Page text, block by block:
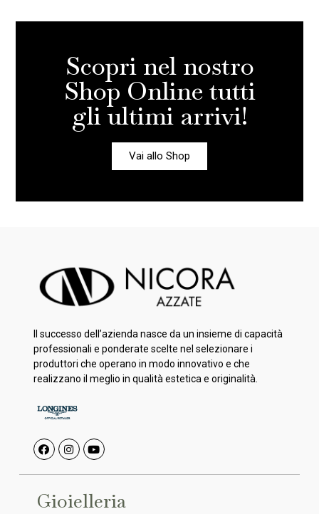
Scopri nel nostro
Shop Online tutti
gli ultimi arrivi!
Vai allo Shop
Il successo dell’azienda nasce da un insieme di capacità
professionali e ponderate scelte nel selezionare i
produttori che operano in modo innovativo e che
realizzano il meglio in qualità estetica e originalità.
Gioielleria